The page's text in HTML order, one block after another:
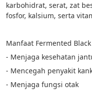
karbohidrat, serat, zat
fosfor, kalsium, serta
Manfaat Fermented
- Menjaga kesehatan
- Mencegah penyakit
- Menjaga fungsi otak